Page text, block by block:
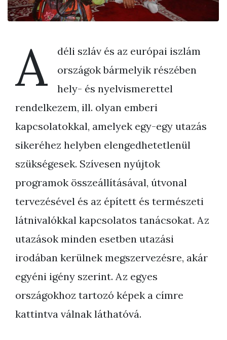
A
déli szláv és az európai iszlám
országok bármelyik részében
hely- és nyelvismerettel
rendelkezem, ill. olyan emberi
kapcsolatokkal, amelyek egy-egy utazás
sikeréhez helyben elengedhetetlenül
szükségesek. Szívesen nyújtok
programok összeállításával, útvonal
tervezésével és az épített és természeti
látnivalókkal kapcsolatos tanácsokat. Az
utazások minden esetben utazási
irodában kerülnek megszervezésre, akár
egyéni igény szerint. Az egyes
országokhoz tartozó képek a címre
kattintva válnak láthatóvá.